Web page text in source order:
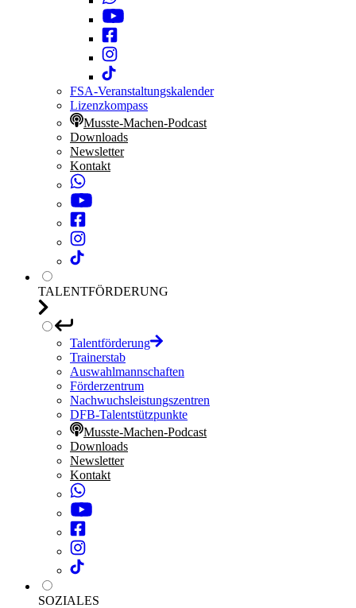
FSA-Veranstaltungskalender
Lizenzkompass
Musste-Machen-Podcast
Downloads
Newsletter
Kontakt
TALENTFÖRDERUNG
Talentförderung
Trainerstab
Auswahlmannschaften
Förderzentrum
Nachwuchsleistungszentren
DFB-Talentstützpunkte
Musste-Machen-Podcast
Downloads
Newsletter
Kontakt
SOZIALES